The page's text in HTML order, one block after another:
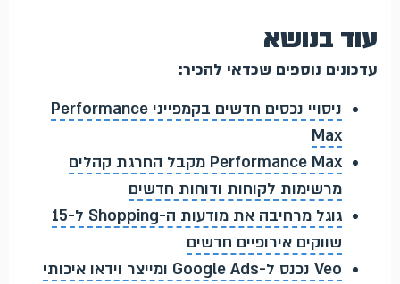
עוד בנושא
עדכונים נוספים שכדאי להכיר:
ניסויי נכסים חדשים בקמפייני Performance
Max
Performance Max מקבל החרגת קהלים
מרשימות לקוחות ודוחות חדשים
גוגל מרחיבה את מודעות ה-Shopping ל-15
שווקים אירופיים חדשים
Veo נכנס ל-Google Ads ומייצר וידאו איכותי